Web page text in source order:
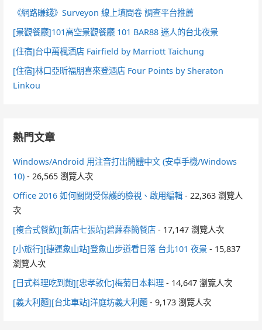
《網路賺錢》Surveyon 線上填問卷 調查平台推薦
[景觀餐廳]101高空景觀餐廳 101 BAR88 迷人的台北夜景
[住宿]台中萬楓酒店 Fairfield by Marriott Taichung
[住宿]林口亞昕福朋喜來登酒店 Four Points by Sheraton
Linkou
熱門文章
Windows/Android 用注音打出簡體中文 (安卓手機/Windows
10) - 26,565 瀏覽人次
Office 2016 如何關閉受保護的檢視、啟用編輯 - 22,363 瀏覽人
次
[複合式餐飲][新店七張站]碧蘿春簡餐店 - 17,147 瀏覽人次
[小旅行][捷運象山站]登象山步道看日落 台北101 夜景 - 15,837
瀏覽人次
[日式料理吃到飽][忠孝敦化]梅菊日本料理 - 14,647 瀏覽人次
[義大利麵][台北車站]洋庭坊義大利麵 - 9,173 瀏覽人次